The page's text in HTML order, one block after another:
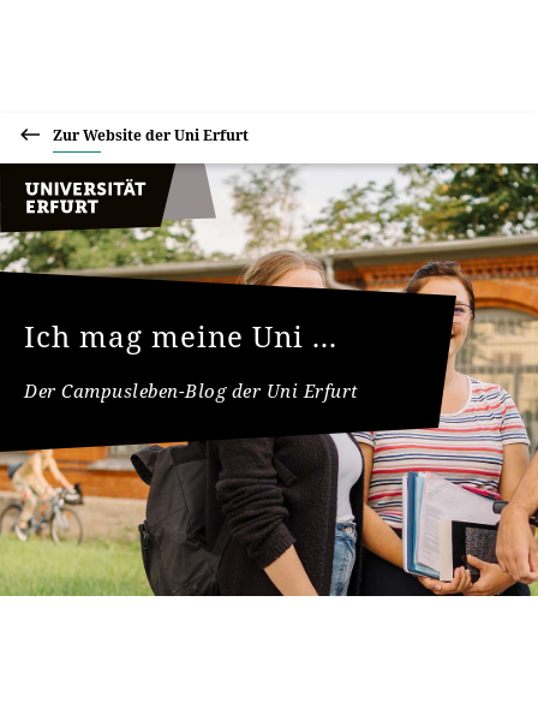
Zur Website der Uni Erfurt
Ich mag meine Uni ...
Der Campusleben-Blog der Uni Erfurt